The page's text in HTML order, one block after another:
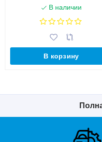
В наличии
В корзину